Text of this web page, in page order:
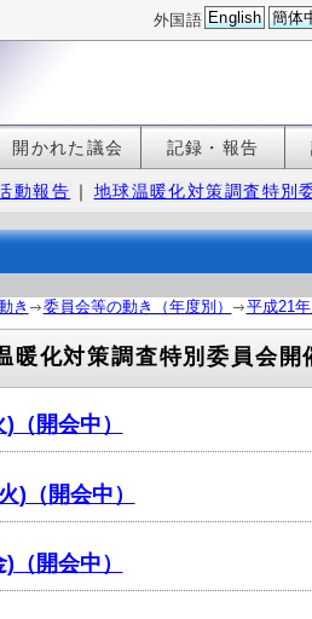
外国語 English 簡体
開かれた議会 記録・報告
動報告 ｜ 地球温暖化対策調査特別
き 委員会等の動き（年度別） 平成21
暖化対策調査特別委員会開
（開会中）
)（開会中）
（開会中）